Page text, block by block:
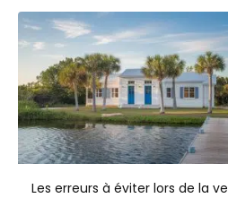
Les erreurs à éviter lors de la